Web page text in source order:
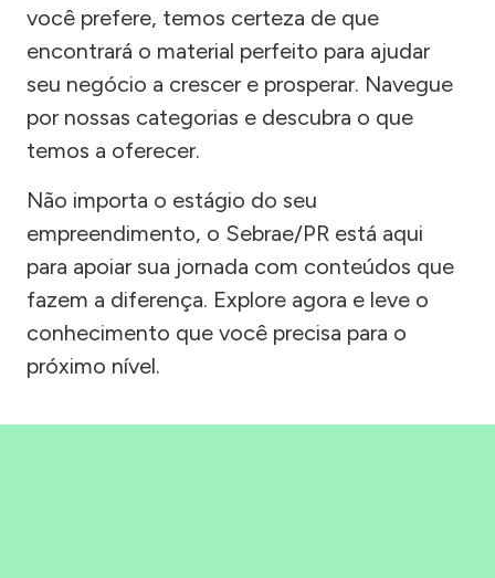
você prefere, temos certeza de que
encontrará o material perfeito para ajudar
seu negócio a crescer e prosperar. Navegue
por nossas categorias e descubra o que
temos a oferecer.
Não importa o estágio do seu
empreendimento, o Sebrae/PR está aqui
para apoiar sua jornada com conteúdos que
fazem a diferença. Explore agora e leve o
conhecimento que você precisa para o
próximo nível.